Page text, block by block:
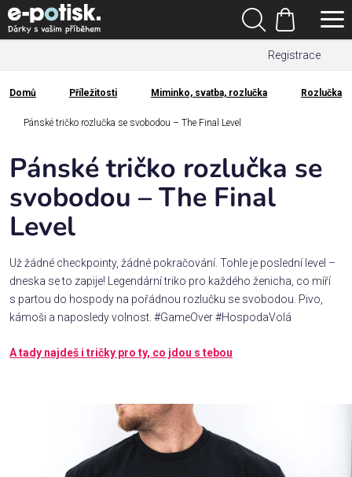
Přejít
na
obsah
Registrace
Hledat
Nákupní
košík
Kategorie
Dárek
Rodina
Láska
Povolání,
zájmy a
Domů
Domů Příležitosti Miminko, svatba, rozlučka Rozlučka
Pánské tričko rozlučka se svobodou – The Final Level
Pánské tričko rozlučka se
svobodou – The Final
Level
Už žádné checkpointy, žádné pokračování. Tohle je poslední level –
dneska se to zapije! Legendární triko pro každého ženicha, co míří
s partou do hospody na pořádnou rozlučku se svobodou. Pivo,
kámoši a naposledy volnost. #GameOver #HospodaVolá
A tady najdeš i tričky pro ty, co jdou s tebou